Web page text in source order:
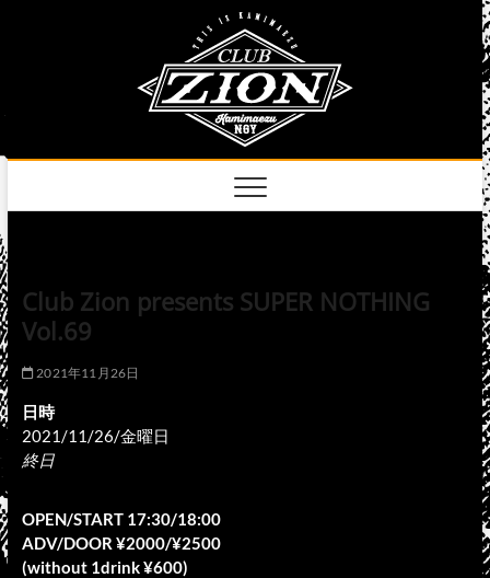
Club Zion presents SUPER NOTHING
Vol.69
2021年11月26日
日時
2021/11/26/金曜日
終日
OPEN/START 17:30/18:00
ADV/DOOR ¥2000/¥2500
(without 1drink ¥600)